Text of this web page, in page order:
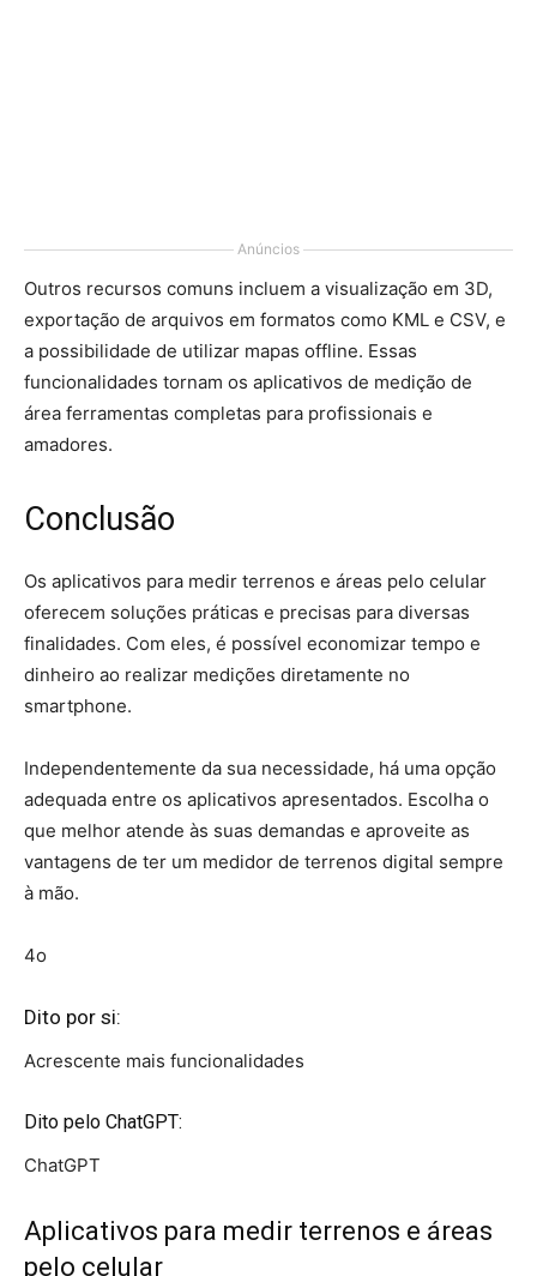
Anúncios
Outros recursos comuns incluem a visualização em 3D,
exportação de arquivos em formatos como KML e CSV, e
a possibilidade de utilizar mapas offline. Essas
funcionalidades tornam os aplicativos de medição de
área ferramentas completas para profissionais e
amadores.
Conclusão
Os aplicativos para medir terrenos e áreas pelo celular
oferecem soluções práticas e precisas para diversas
finalidades. Com eles, é possível economizar tempo e
dinheiro ao realizar medições diretamente no
smartphone.
Independentemente da sua necessidade, há uma opção
adequada entre os aplicativos apresentados. Escolha o
que melhor atende às suas demandas e aproveite as
vantagens de ter um medidor de terrenos digital sempre
à mão.
4o
Dito por si:
Acrescente mais funcionalidades
Dito pelo ChatGPT:
ChatGPT
Aplicativos para medir terrenos e áreas
pelo celular